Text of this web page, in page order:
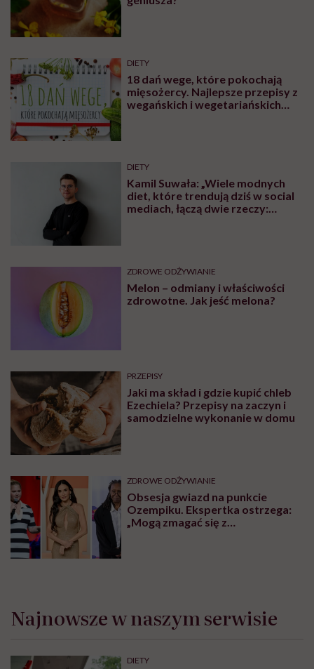
DIETY
18 dań wege, które pokochają
mięsożercy. Najlepsze przepisy z
wegańskich i wegetariańskich
DIETY
Kamil Suwała: „Wiele modnych
diet, które trendują dziś w social
mediach, łączą dwie rzeczy:
ZDROWE ODŻYWIANIE
Melon – odmiany i właściwości
zdrowotne. Jak jeść melona?
PRZEPISY
Jaki ma skład i gdzie kupić chleb
Ezechiela? Przepisy na zaczyn i
samodzielne wykonanie w domu
ZDROWE ODŻYWIANIE
Obsesja gwiazd na punkcie
Ozempiku. Ekspertka ostrzega:
„Mogą zmagać się z
Najnowsze w naszym serwisie
DIETY